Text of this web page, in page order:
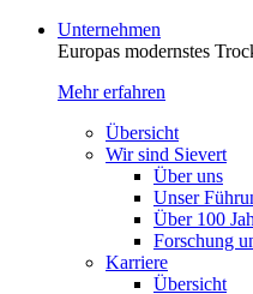
Unternehmen
Europas modernstes
Mehr erfahren
Übersicht
Wir sind Sievert
Über uns
Unser
Über 100
Forschung
Karriere
Übersicht